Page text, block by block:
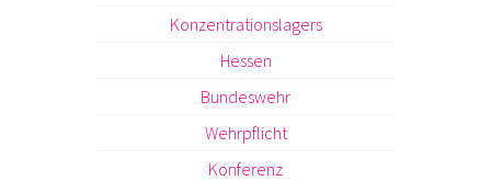
Konzentrationslagers
Hessen
Bundeswehr
Wehrpflicht
Konferenz